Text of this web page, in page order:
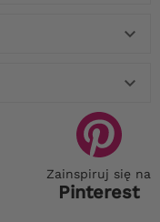


Zainspiruj się na
Pinterest